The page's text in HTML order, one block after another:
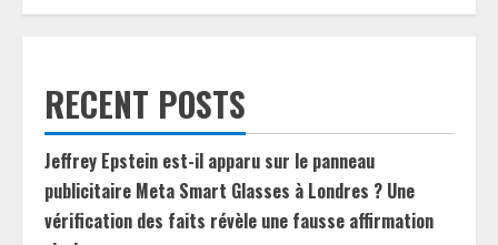
RECENT POSTS
Jeffrey Epstein est-il apparu sur le panneau
publicitaire Meta Smart Glasses à Londres ? Une
vérification des faits révèle une fausse affirmation